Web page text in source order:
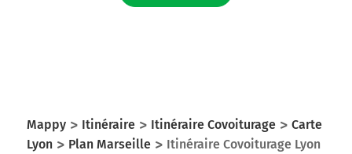
Mappy Itinéraire Itinéraire Covoiturage
Carte
Lyon
Plan Marseille
Itinéraire Covoiturage Lyon